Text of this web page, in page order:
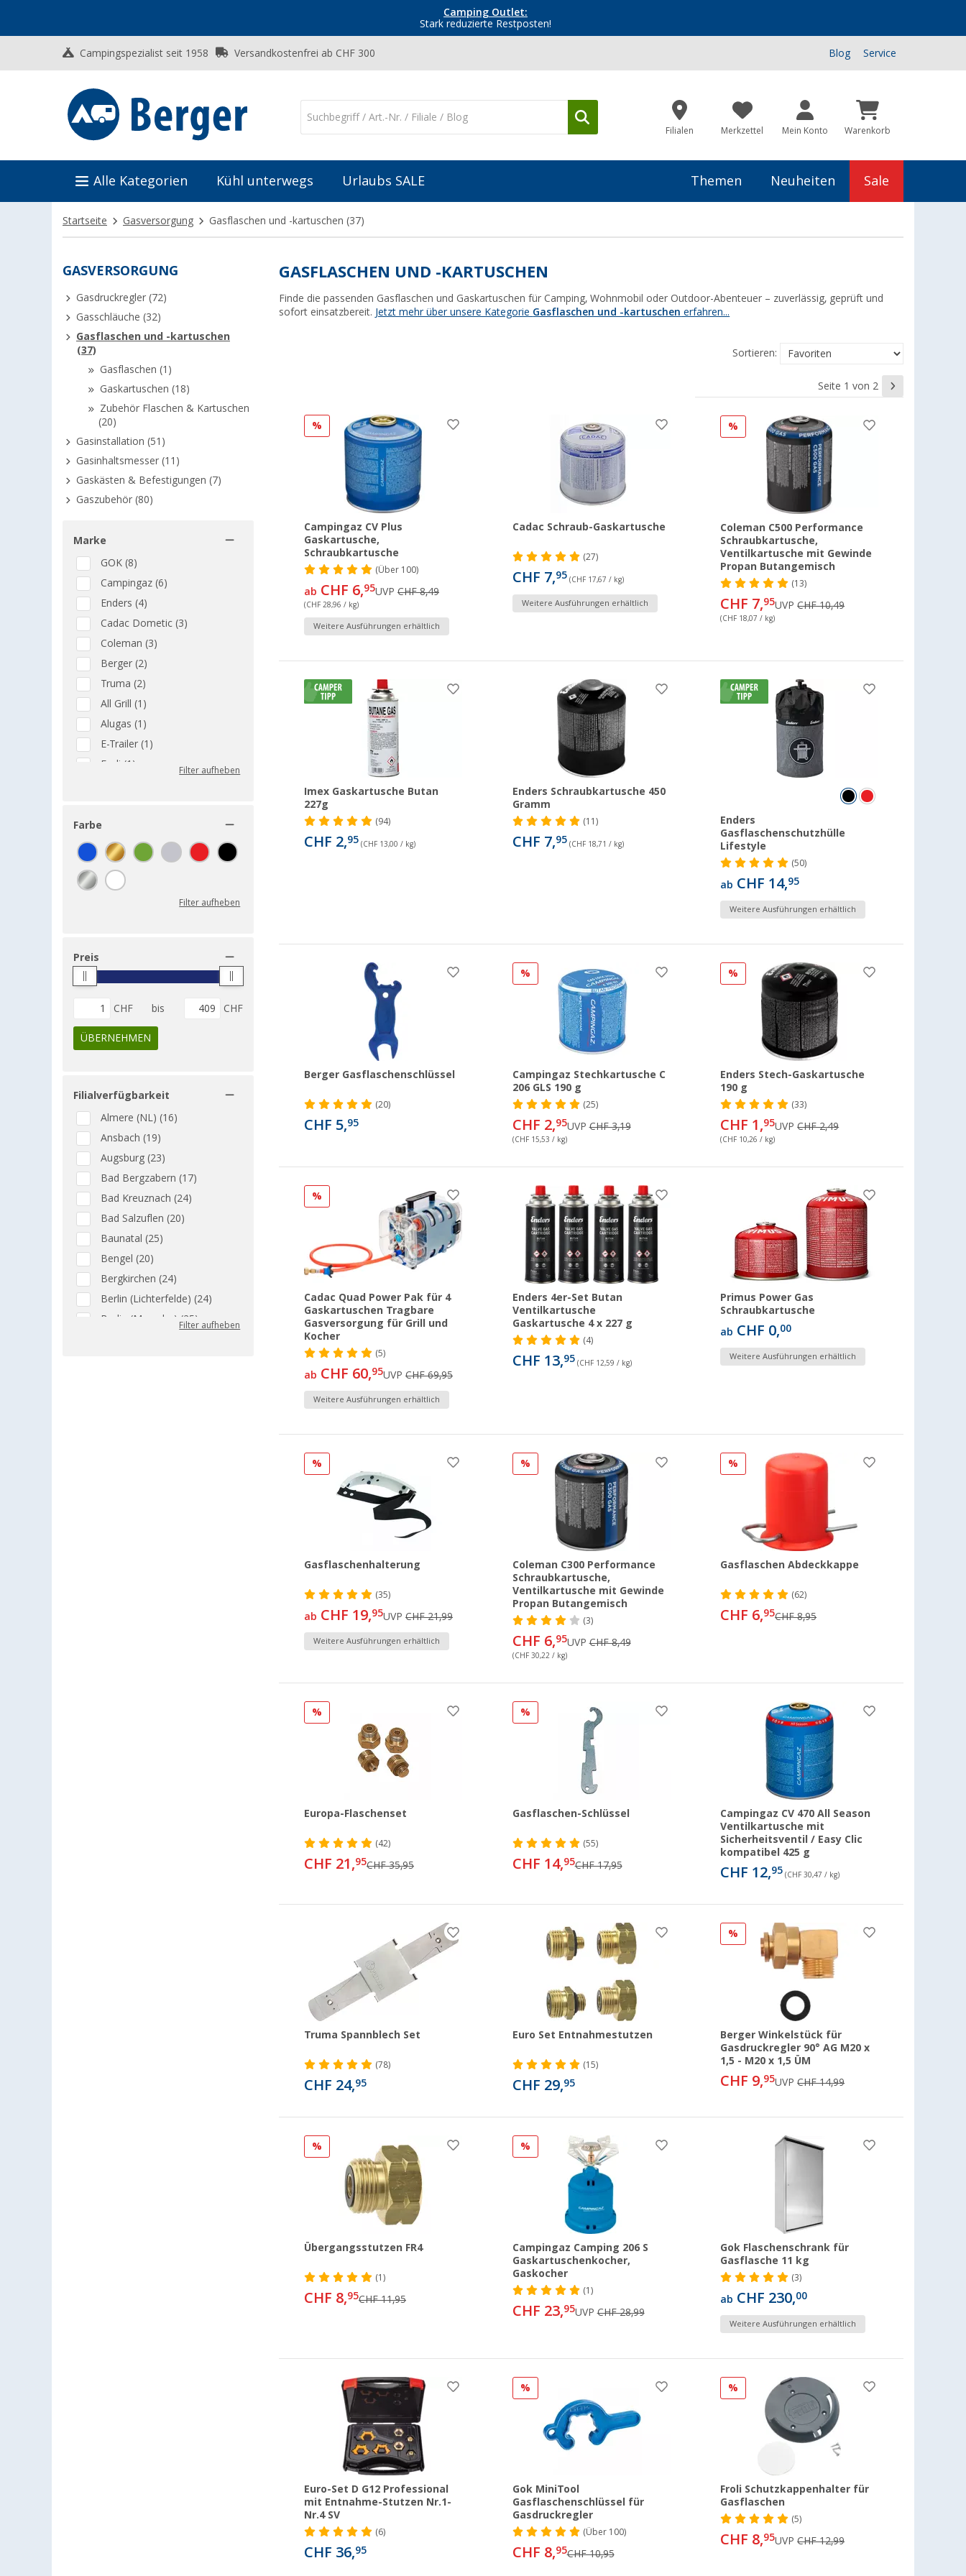
Camping Outlet:
Stark reduzierte Restposten!
Campingspezialist seit 1958 Versandkostenfrei ab CHF 300 Blog Service
Filialen Merkzettel Mein Konto Warenkorb
Alle Kategorien Kühl unterwegs Urlaubs SALE Themen Neuheiten Sale
Startseite Gasversorgung Gasflaschen und -kartuschen (37)
GASVERSORGUNG
Gasdruckregler (72)
Gasschläuche (32)
Gasflaschen und -kartuschen
(37)
Gasflaschen (1)
Gaskartuschen (18)
Zubehör Flaschen & Kartuschen
(20)
Gasinstallation (51)
Gasinhaltsmesser (11)
Gaskästen & Befestigungen (7)
Gaszubehör (80)
Marke
GOK (8)
Campingaz (6)
Enders (4)
Cadac Dometic (3)
Coleman (3)
Berger (2)
Truma (2)
All Grill (1)
Alugas (1)
E-Trailer (1)
Froli (1)
Lilie (1)
Primus (1)
Trangia (1)
Filter aufheben
Farbe
Filter aufheben
Preis
CHF bis CHF
ÜBERNEHMEN
Filialverfügbarkeit
Almere (NL) (16)
Ansbach (19)
Augsburg (23)
Bad Bergzabern (17)
Bad Kreuznach (24)
Bad Salzuflen (20)
Baunatal (25)
Bengel (20)
Bergkirchen (24)
Berlin (Lichterfelde) (24)
Berlin (Marzahn) (25)
Filter aufheben
GASFLASCHEN UND -KARTUSCHEN
Finde die passenden Gasflaschen und Gaskartuschen für Camping, Wohnmobil oder Outdoor-Abenteuer – zuverlässig, geprüft und
sofort einsatzbereit. Jetzt mehr über unsere Kategorie Gasflaschen und -kartuschen erfahren...
Sortieren:
Seite 1 von 2
%
Campingaz CV Plus
Gaskartusche,
Schraubkartusche
(Über100)
ab CHF 6,95UVPCHF 8,49
(CHF 28,96 / kg)
Weitere Ausführungen erhältlich
Cadac Schraub-Gaskartusche
(27)
CHF 7,95 (CHF 17,67 / kg)
Weitere Ausführungen erhältlich
%
Coleman C500 Performance
Schraubkartusche,
Ventilkartusche mit Gewinde
Propan Butangemisch
(13)
CHF 7,95UVPCHF 10,49
(CHF 18,07 / kg)
Imex Gaskartusche Butan
227g
(94)
CHF 2,95 (CHF 13,00 / kg)
Enders Schraubkartusche 450
Gramm
(11)
CHF 7,95 (CHF 18,71 / kg)
Enders
Gasflaschenschutzhülle
Lifestyle
(50)
ab CHF 14,95
Weitere Ausführungen erhältlich
Berger Gasflaschenschlüssel
(20)
CHF 5,95
%
Campingaz Stechkartusche C
206 GLS 190 g
(25)
CHF 2,95UVPCHF 3,19
(CHF 15,53 / kg)
%
Enders Stech-Gaskartusche
190 g
(33)
CHF 1,95UVPCHF 2,49
(CHF 10,26 / kg)
%
Cadac Quad Power Pak für 4
Gaskartuschen Tragbare
Gasversorgung für Grill und
Kocher
(5)
ab CHF 60,95UVPCHF 69,95
Weitere Ausführungen erhältlich
Enders 4er-Set Butan
Ventilkartusche
Gaskartusche 4 x 227 g
(4)
CHF 13,95 (CHF 12,59 / kg)
Primus Power Gas
Schraubkartusche
ab CHF 0,00
Weitere Ausführungen erhältlich
%
Gasflaschenhalterung
(35)
ab CHF 19,95UVPCHF 21,99
Weitere Ausführungen erhältlich
%
Coleman C300 Performance
Schraubkartusche,
Ventilkartusche mit Gewinde
Propan Butangemisch
(3)
CHF 6,95UVPCHF 8,49
(CHF 30,22 / kg)
%
Gasflaschen Abdeckkappe
(62)
CHF 6,95CHF 8,95
%
Europa-Flaschenset
(42)
CHF 21,95CHF 35,95
%
Gasflaschen-Schlüssel
(55)
CHF 14,95CHF 17,95
Campingaz CV 470 All Season
Ventilkartusche mit
Sicherheitsventil / Easy Clic
kompatibel 425 g
CHF 12,95 (CHF 30,47 / kg)
Truma Spannblech Set
(78)
CHF 24,95
Euro Set Entnahmestutzen
(15)
CHF 29,95
%
Berger Winkelstück für
Gasdruckregler 90° AG M20 x
1,5 - M20 x 1,5 ÜM
CHF 9,95UVPCHF 14,99
%
Übergangsstutzen FR4
(1)
CHF 8,95CHF 11,95
%
Campingaz Camping 206 S
Gaskartuschenkocher,
Gaskocher
(1)
CHF 23,95UVPCHF 28,99
Gok Flaschenschrank für
Gasflasche 11 kg
(3)
ab CHF 230,00
Weitere Ausführungen erhältlich
Euro-Set D G12 Professional
mit Entnahme-Stutzen Nr.1-
Nr.4 SV
(6)
CHF 36,95
%
Gok MiniTool
Gasflaschenschlüssel für
Gasdruckregler
(Über 100)
CHF 8,95CHF 10,95
%
Froli Schutzkappenhalter für
Gasflaschen
(5)
CHF 8,95UVPCHF 12,99